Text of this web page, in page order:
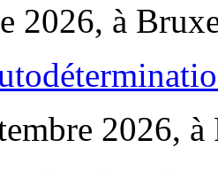
2026, à
2026, à